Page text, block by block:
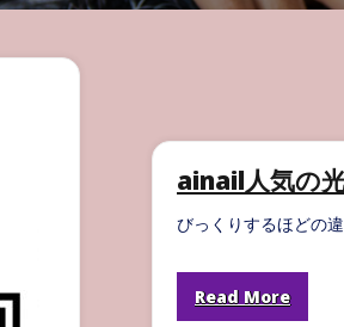
ainail人気の
びっくりするほどの
Read More